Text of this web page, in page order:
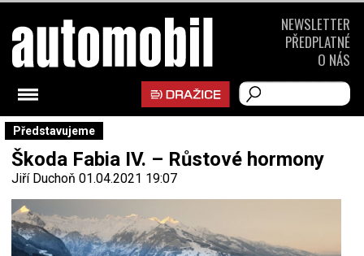
Představujeme
Škoda Fabia IV. – Růstové hormony
Jiří Duchoň 01.04.2021 19:07
NEWSLETTER
PŘEDPLATNÉ
O NÁS